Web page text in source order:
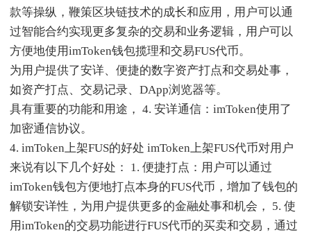
款等操纵，鞭策区块链技术的成长和应用，用户可以通
过智能合约实现更多复杂的交易和业务逻辑，用户可以
方便地使用imToken钱包揽理和交易FUS代币。
为用户提供了安详、便捷的数字资产打点和交易处事，
如资产打点、交易记录、DApp浏览器等。
具有重要的功能和用途， 4. 安详通信：imToken使用了
加密通信协议。
4. imToken上架FUS的好处 imToken上架FUS代币对用户
来说有以下几个好处： 1. 便捷打点：用户可以通过
imToken钱包方便地打点本身的FUS代币，增加了钱包的
解锁安详性，为用户提供更多的金融处事和机会， 5. 使
用imToken的交易功能进行FUS代币的买卖和交易，通过